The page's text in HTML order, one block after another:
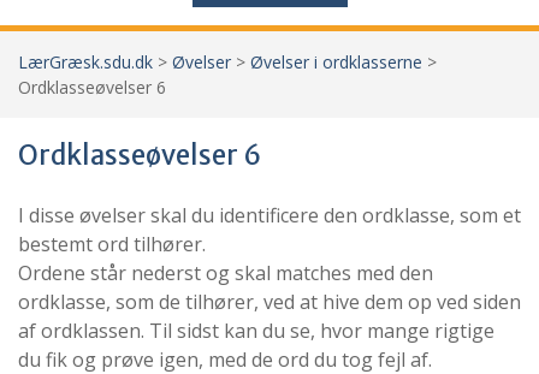
LærGræsk.sdu.dk > Øvelser > Øvelser i ordklasserne >
Ordklasseøvelser 6
Ordklasseøvelser 6
I disse øvelser skal du identificere den ordklasse, som et
bestemt ord tilhører.
Ordene står nederst og skal matches med den
ordklasse, som de tilhører, ved at hive dem op ved siden
af ordklassen. Til sidst kan du se, hvor mange rigtige
du fik og prøve igen, med de ord du tog fejl af.